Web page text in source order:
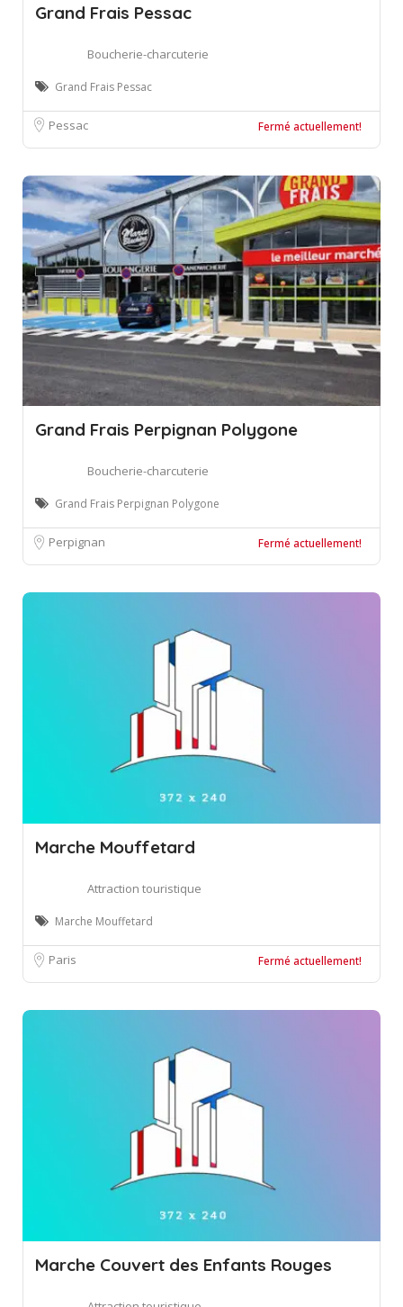
Grand Frais Pessac
Boucherie-charcuterie
Grand Frais Pessac
Pessac Fermé actuellement!
Grand Frais Perpignan Polygone
Boucherie-charcuterie
Grand Frais Perpignan Polygone
Perpignan Fermé actuellement!
Marche Mouffetard
Attraction touristique
Marche Mouffetard
Paris Fermé actuellement!
Marche Couvert des Enfants Rouges